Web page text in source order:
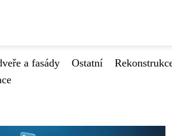
a fasády Ostatní